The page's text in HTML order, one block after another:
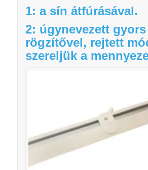
1: a sín átfúrásával.
2: úgynevezett gyors
rögzítővel, rejtett
szereljük a